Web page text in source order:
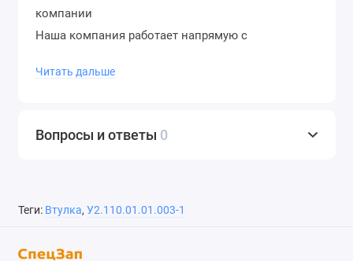
компании
Наша компания работает напрямую с
привлекательные условия реализации запчастей
надежного партнёра поставки запасных частей!
Читать дальше
Вопросы и ответы 0
Теги: Втулка, У2.110.01.01.003-1